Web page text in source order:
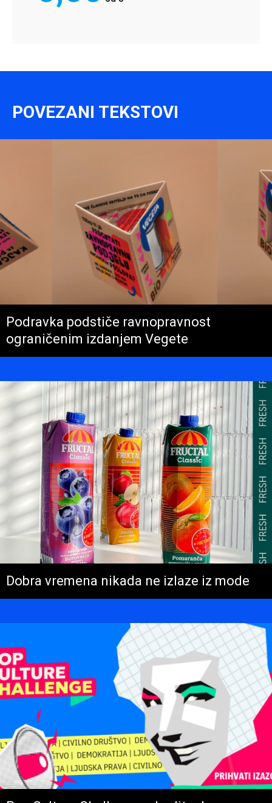
POVEZANI TEKSTOVI
Podravka podstiče ravnopravnost
ograničenim izdanjem Vegete
Dobra vremena nikada ne izlaze iz mode